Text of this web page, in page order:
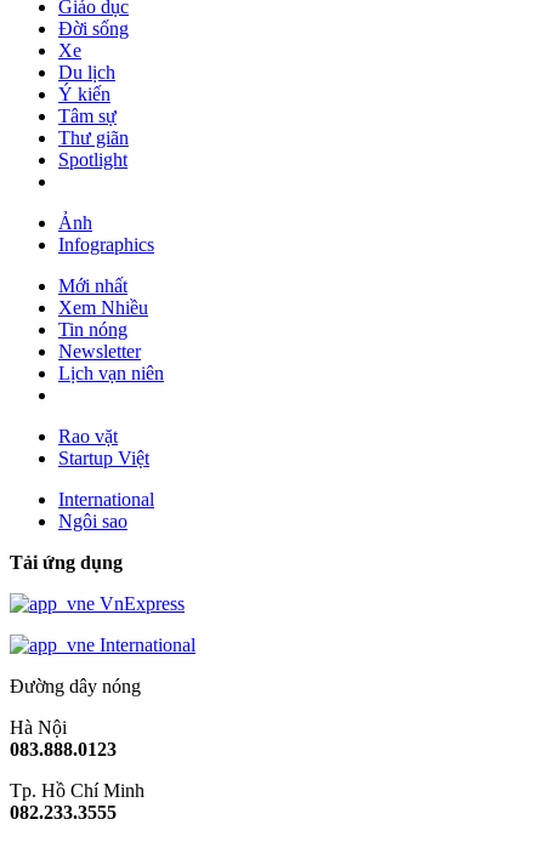
Giáo dục
Đời sống
Xe
Du lịch
Ý kiến
Tâm sự
Thư giãn
Spotlight
Ảnh
Infographics
Mới nhất
Xem Nhiều
Tin nóng
Newsletter
Lịch vạn niên
Rao vặt
Startup Việt
International
Ngôi sao
Tải ứng dụng
VnExpress
International
Đường dây nóng
Hà Nội
083.888.0123
Tp. Hồ Chí Minh
082.233.3555